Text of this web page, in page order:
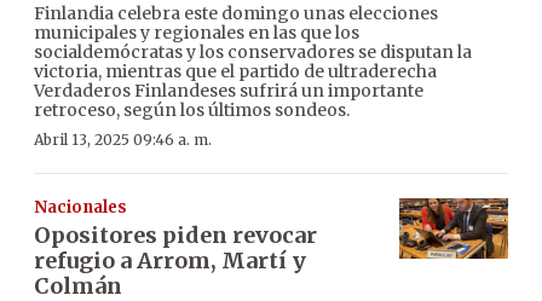
Finlandia celebra este domingo unas elecciones
municipales y regionales en las que los
socialdemócratas y los conservadores se disputan la
victoria, mientras que el partido de ultraderecha
Verdaderos Finlandeses sufrirá un importante
retroceso, según los últimos sondeos.
Abril 13, 2025 09:46 a. m.
Nacionales
Opositores piden revocar
refugio a Arrom, Martí y
Colmán